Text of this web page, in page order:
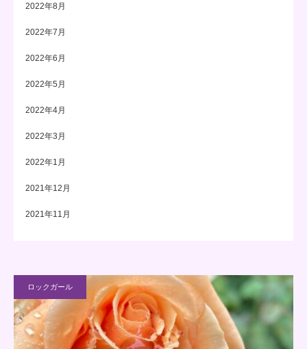
2022年8月
2022年7月
2022年6月
2022年5月
2022年4月
2022年3月
2022年1月
2021年12月
2021年11月
ロックガール